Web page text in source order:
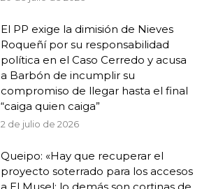
El PP exige la dimisión de Nieves
Roqueñí por su responsabilidad
política en el Caso Cerredo y acusa
a Barbón de incumplir su
compromiso de llegar hasta el final
“caiga quien caiga”
2 de julio de 2026
Queipo: «Hay que recuperar el
proyecto soterrado para los accesos